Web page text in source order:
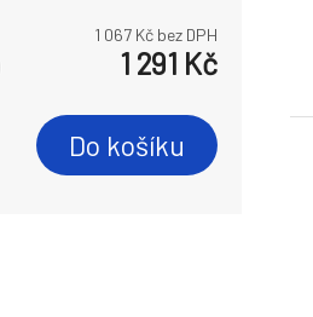
1 067 Kč bez DPH
1 291 Kč
Do košíku